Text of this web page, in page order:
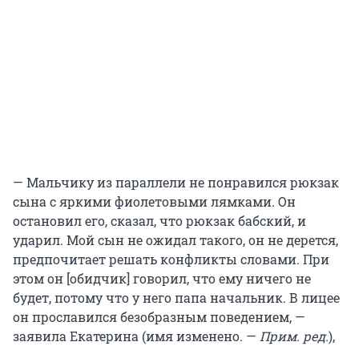
— Мальчику из параллели не понравился рюкзак
сына с яркими фиолетовыми лямками. Он
остановил его, сказал, что рюкзак бабский, и
ударил. Мой сын не ожидал такого, он не дерется,
предпочитает решать конфликты словами. При
этом он [обидчик] говорил, что ему ничего не
будет, потому что у него папа начальник. В лицее
он прославился безобразным поведением, —
заявила Екатерина (имя изменено. — Прим. ред.),